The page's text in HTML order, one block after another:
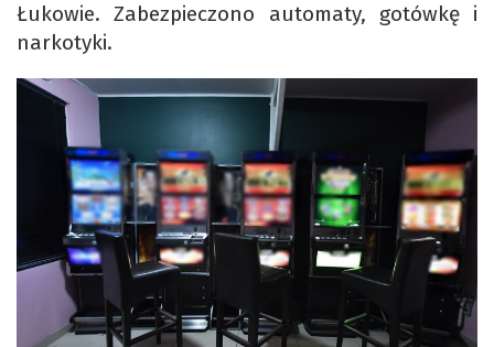
Łukowie. Zabezpieczono automaty, gotówkę i
narkotyki.